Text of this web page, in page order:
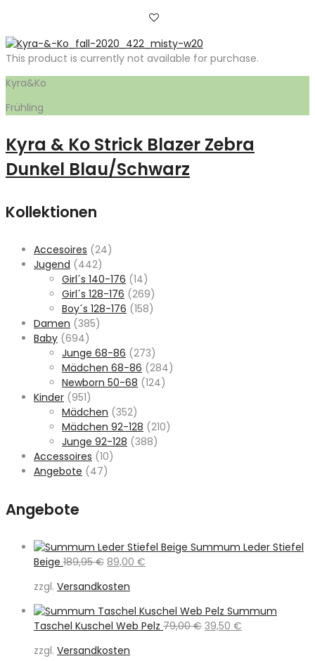
This product is currently not available for purchase.
Kyra&Ko
Frühling
Kyra & Ko Strick Blazer Zebra
Dunkel Blau/Schwarz
Kollektionen
Accesoires (24)
Jugend (442)
Girl´s 140-176 (14)
Girl´s 128-176 (269)
Boy´s 128-176 (158)
Damen (385)
Baby (694)
Junge 68-86 (273)
Mädchen 68-86 (284)
Newborn 50-68 (124)
Kinder (951)
Mädchen (352)
Mädchen 92-128 (210)
Junge 92-128 (388)
Accessoires (10)
Angebote (47)
Angebote
Summum Leder Stiefel
Beige 189,95€ Ursprünglicher
war:
189,95 €
89,00 €
89,00 €.
zzgl. Versandkosten
Summum
Taschel Kuschel Web Pelz 79,00€ Ursprünglicher
39,50 €
zzgl. Versandkosten